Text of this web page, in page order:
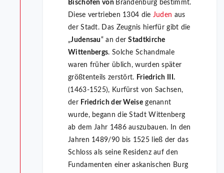
Bischöfen von Brandenburg bestimmt.
Diese vertrieben 1304 die Juden aus
der Stadt. Das Zeugnis hierfür gibt die
„Judensau“ an derStadtkirche
Wittenbergs. Solche Schandmale
waren früher üblich, wurden später
größtenteils zerstört. Friedrich III.
(1463-1525), Kurfürst von Sachsen,
der Friedrich der Weisegenannt
wurde, begann die Stadt Wittenberg
ab dem Jahr 1486 auszubauen. In den
Jahren 1489/90 bis 1525 ließ der das
Schloss als seine Residenz auf den
Fundamenten einer askanischen Burg